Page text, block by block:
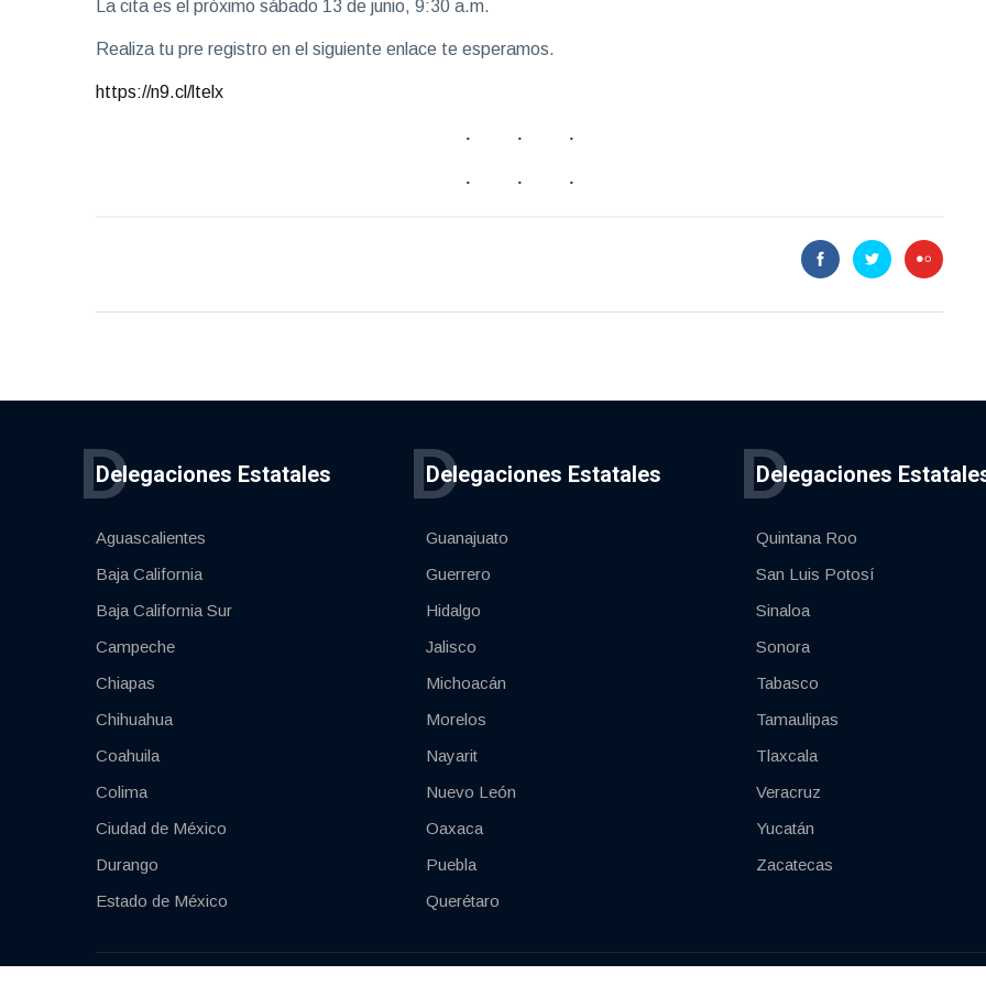
La cita es el próximo sábado 13 de junio, 9:30 a.m.
Realiza tu pre registro en el siguiente enlace te esperamos.
https://n9.cl/ltelx
Delegaciones Estatales
D
Aguascalientes
Baja California
Baja California Sur
Campeche
Chiapas
Chihuahua
Coahuila
Colima
Ciudad de México
Durango
Estado de México
Delegaciones Estatales
D
Guanajuato
Guerrero
Hidalgo
Jalisco
Michoacán
Morelos
Nayarit
Nuevo León
Oaxaca
Puebla
Querétaro
Delegaciones
D
Quintana Roo
San Luis Potosí
Sinaloa
Sonora
Tabasco
Tamaulipas
Tlaxcala
Veracruz
Yucatán
Zacatecas